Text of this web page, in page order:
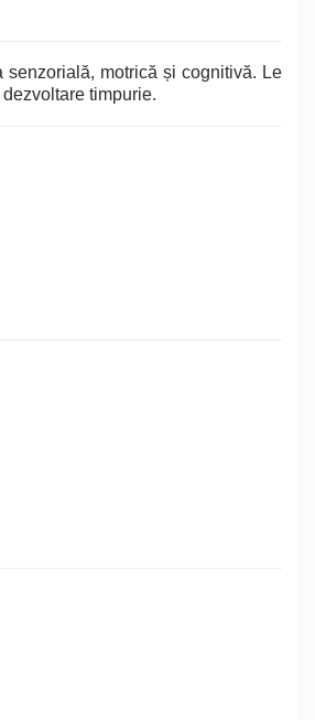
motrică și cognitivă. Le
timpurie.